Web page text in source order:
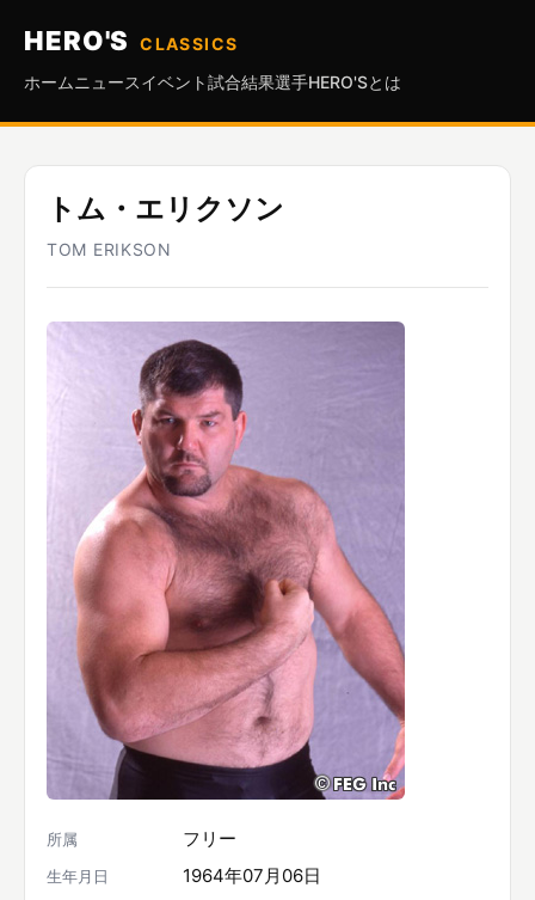
HERO'S
CLASSICS
ホーム ニュースイベント試合結果選手HERO'Sとは
トム・エリクソン
TOM ERIKSON
所属 フリー
生年月日 1964年07月06日